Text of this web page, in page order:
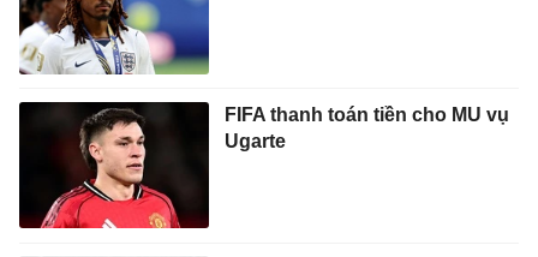
FIFA thanh toán tiền cho MU vụ
Ugarte